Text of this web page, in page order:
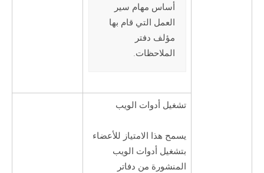
أساس مهام سير
العمل التي قام بها
مؤلف دفتر
الملاحظات.
تشغيل أدوات الويب
يسمح هذا الامتياز للأعضاء
بتشغيل أدوات الويب
المنشورة من دفاتر